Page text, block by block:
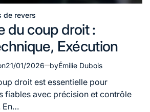
de revers
du coup droit :
Exécution
21/01/2026 byÉmilie Dubois
droit est essentielle pour
fiables avec précision et contrôle
En…